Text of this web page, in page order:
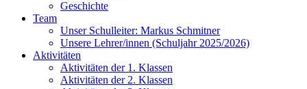
Geschichte
Team
Unser Schulleiter: Markus Schmitner
Unsere Lehrer/innen (Schuljahr 2025/2026)
Aktivitäten
Aktivitäten der 1. Klassen
Aktivitäten der 2. Klassen